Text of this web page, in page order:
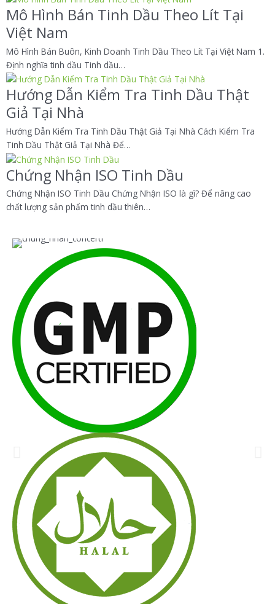
Mô Hình Bán Tinh Dầu Theo Lít Tại
Việt Nam
Mô Hình Bán Buôn, Kinh Doanh Tinh Dầu Theo Lít Tại Việt Nam 1.
Định nghĩa tinh dầu Tinh dầu…
Hướng Dẫn Kiểm Tra Tinh Dầu Thật
Giả Tại Nhà
Hướng Dẫn Kiểm Tra Tinh Dầu Thật Giả Tại Nhà Cách Kiểm Tra
Tinh Dầu Thật Giả Tại Nhà Để…
Chứng Nhận ISO Tinh Dầu
Chứng Nhận ISO Tinh Dầu Chứng Nhận ISO là gì? Để nâng cao
chất lượng sản phẩm tinh dầu thiên…